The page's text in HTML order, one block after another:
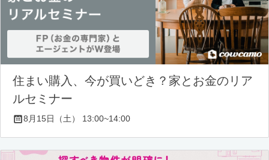
住まい購入、今が買いどき？家とお金のリア
ルセミナー
8月15日（土） 13:00~14:00